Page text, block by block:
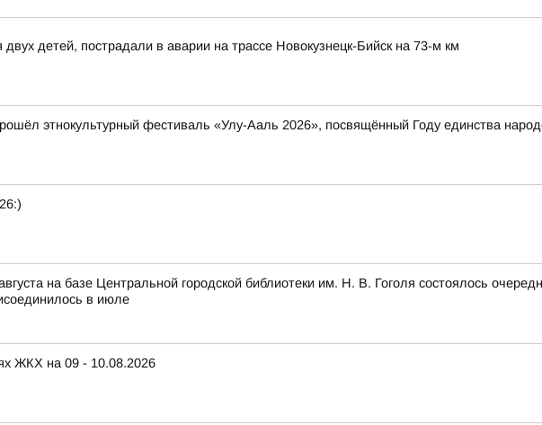
детей, пострадали в аварии на трассе Новокузнецк-Бийск на 73-м км
этнокультурный фестиваль «Улу-Ааль 2026», посвящённый Году единства
на базе Центральной городской библиотеки им. Н. В. Гоголя состоялось
в июле
ЖКХ на 09 - 10.08.2026